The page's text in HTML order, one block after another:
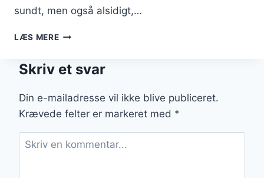
sundt, men også alsidigt,…
LÆS MEREBLOMKÅLSRIS
SUNDHED
SMAG
ÉT
Skriv et svar
Din e-mailadresse vil ikke blive publiceret.
Krævede felter er markeret med *